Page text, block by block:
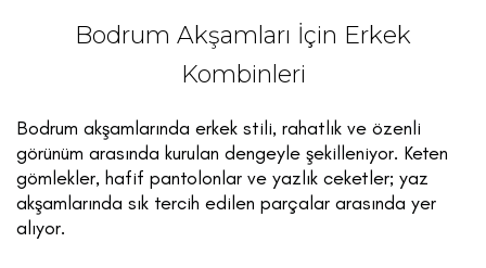
Bodrum Akşamları İçin Erkek
Kombinleri
Bodrum akşamlarında erkek stili, rahatlık ve özenli
görünüm arasında kurulan dengeyle şekilleniyor. Keten
gömlekler, hafif pantolonlar ve yazlık ceketler; yaz
akşamlarında sık tercih edilen parçalar arasında yer
alıyor.